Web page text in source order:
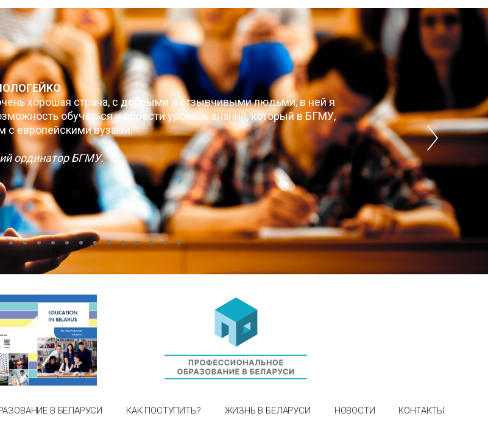
хорошая страна, с добрыми и отзывчивыми людьми, в ней я
обучаться и обрести уровень знаний, который в БГМУ,
с европейскими вузами.
ординатор БГМУ.
В БЕЛАРУСИ КАК ПОСТУПИТЬ? ЖИЗНЬ В БЕЛАРУСИ НОВОСТИ КОНТАКТЫ